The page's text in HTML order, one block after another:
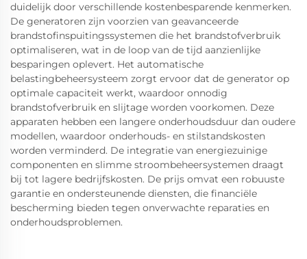
duidelijk door verschillende kostenbesparende kenmerken.
De generatoren zijn voorzien van geavanceerde
brandstofinspuitingssystemen die het brandstofverbruik
optimaliseren, wat in de loop van de tijd aanzienlijke
besparingen oplevert. Het automatische
belastingbeheersysteem zorgt ervoor dat de generator op
optimale capaciteit werkt, waardoor onnodig
brandstofverbruik en slijtage worden voorkomen. Deze
apparaten hebben een langere onderhoudsduur dan oudere
modellen, waardoor onderhouds- en stilstandskosten
worden verminderd. De integratie van energiezuinige
componenten en slimme stroombeheersystemen draagt
bij tot lagere bedrijfskosten. De prijs omvat een robuuste
garantie en ondersteunende diensten, die financiële
bescherming bieden tegen onverwachte reparaties en
onderhoudsproblemen.